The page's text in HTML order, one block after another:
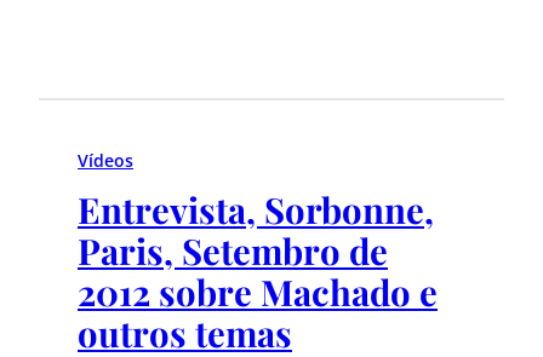
Vídeos
Entrevista, Sorbonne,
Paris, Setembro de
2012 sobre Machado e
outros temas